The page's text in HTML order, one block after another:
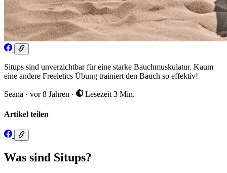
Situps sind unverzichtbar für eine starke Bauchmuskulatur. Kaum
eine andere Freeletics Übung trainiert den Bauch so effektiv!
Seana · vor 8 Jahren · Lesezeit 3 Min.
Artikel teilen
Was sind Situps?